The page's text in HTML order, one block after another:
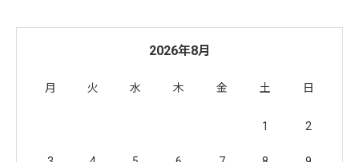
2026年8月
月 火 水 木 金 土 日
1 2